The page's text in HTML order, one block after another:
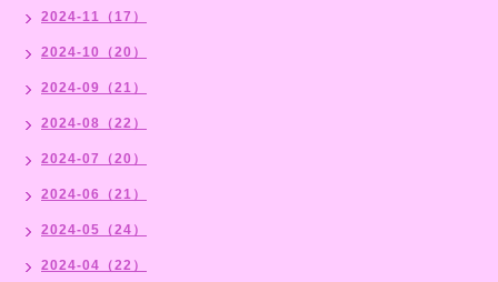
2024-11（17）
2024-10（20）
2024-09（21）
2024-08（22）
2024-07（20）
2024-06（21）
2024-05（24）
2024-04（22）